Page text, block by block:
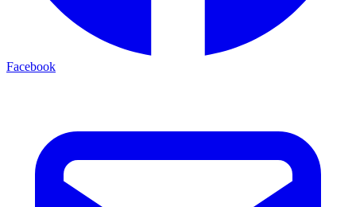
Facebook